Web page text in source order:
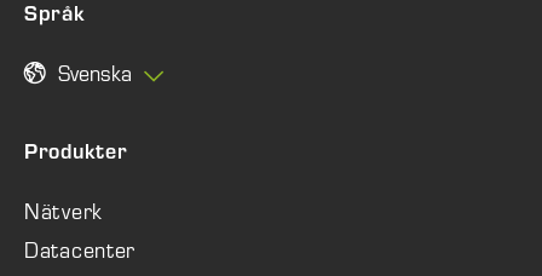
Språk
Svenska
Produkter
Nätverk
Datacenter